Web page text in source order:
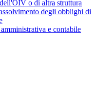
o di altra struttura
degli obblighi di
e contabile